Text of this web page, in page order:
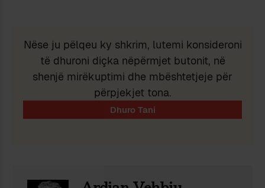
Nëse ju pëlqeu ky shkrim, lutemi konsideroni
të dhuroni diçka nëpërmjet butonit, në
shenjë mirëkuptimi dhe mbështetjeje për
përpjekjet tona.